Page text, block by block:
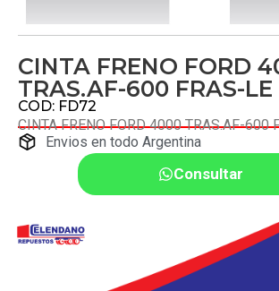
CINTA FRENO FORD
TRAS.AF-600 FRAS-LE
COD: FD72
CINTA FRENO FORD 4000 TRAS.AF-600
Envios en todo Argentina
Consultar